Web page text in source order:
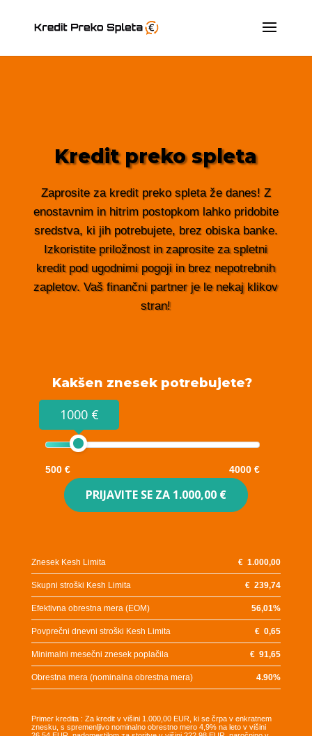
Kredit preko spleta
Zaprosite za kredit preko spleta že danes! Z
enostavnim in hitrim postopkom lahko pridobite
sredstva, ki jih potrebujete, brez obiska banke.
Izkoristite priložnost in zaprosite za spletni
kredit pod ugodnimi pogoji in brez nepotrebnih
zapletov. Vaš finančni partner je le nekaj klikov
stran!
Kakšen znesek potrebujete?
1000 €
500 € 4000 €
PRIJAVITE SE ZA 1.000,00 €
Znesek Kesh Limita €1.000,00
Skupni stroški Kesh Limita €239,74
Efektivna obrestna mera (EOM) 56,01%
Povprečni dnevni stroški Kesh Limita €0,65
Minimalni mesečni znesek poplačila €91,65
Obrestna mera (nominalna obrestna mera) 4.90%
Primer kredita : Za kredit v višini 1.000,00 EUR, ki se črpa v enkratnem
znesku, s spremenljivo nominalno obrestno mero 4,9% na leto v višini